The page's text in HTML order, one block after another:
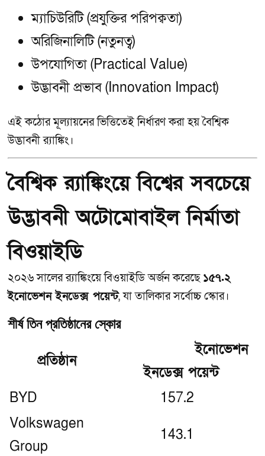
ম্যাচিউরিটি (প্রযুক্তির পরিপক্বতা)
অরিজিনালিটি (নতুনত্ব)
উপযোগিতা (Practical Value)
উদ্ভাবনী প্রভাব (Innovation Impact)
এই কঠোর মূল্যায়নের ভিত্তিতেই নির্ধারণ করা হয় বৈশ্বিক
উদ্ভাবনী র‍্যাঙ্কিং।
বৈশ্বিক র‍্যাঙ্কিংয়ে বিশ্বের সবচেয়ে
উদ্ভাবনী অটোমোবাইল নির্মাতা
বিওয়াইডি
২০২৬ সালের র‍্যাঙ্কিংয়ে বিওয়াইডি অর্জন করেছে ১৫৭.২
ইনোভেশন ইনডেক্স পয়েন্ট, যা তালিকার সর্বোচ্চ স্কোর।
শীর্ষ তিন প্রতিষ্ঠানের স্কোর
প্রতিষ্ঠান
ইনোভেশন
ইনডেক্স পয়েন্ট
BYD
157.2
Volkswagen
Group
143.1